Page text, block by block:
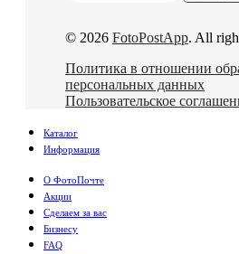
© 2026 FotoPostApp. All
Политика в отношении
персональных данных
Пользовательское
Каталог
Информация
О ФотоПочте
Акции
Сделаем за вас
Бизнесу
FAQ